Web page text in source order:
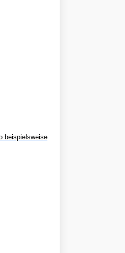
beispielsweise